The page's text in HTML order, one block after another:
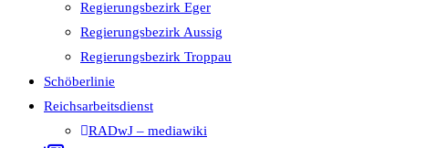
Regierungsbezirk Eger
Regierungsbezirk Aussig
Regierungsbezirk Troppau
Schöberlinie
Reichsarbeitsdienst
RADwJ – mediawiki